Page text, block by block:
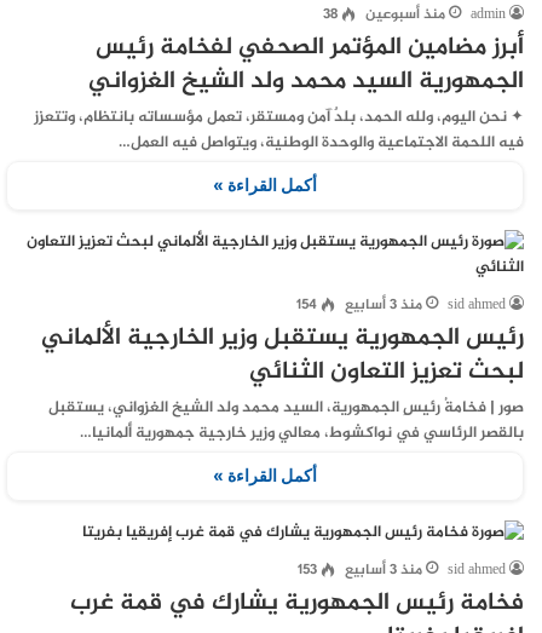
admin منذ أسبوعين 38
أبرز مضامين المؤتمر الصحفي لفخامة رئيس
الجمهورية السيد محمد ولد الشيخ الغزواني
✦ نحن اليوم، ولله الحمد، بلدٌ آمن ومستقر، تعمل مؤسساته بانتظام، وتتعزز
فيه اللحمة الاجتماعية والوحدة الوطنية، ويتواصل فيه العمل…
أكمل القراءة »
sid ahmed منذ 3 أسابيع 154
رئيس الجمهورية يستقبل وزير الخارجية الألماني
لبحث تعزيز التعاون الثنائي
صور | فخامةُ رئيسِ الجمهورية، السيد محمد ولد الشيخ الغزواني، يستقبل
بالقصر الرئاسي في نواكشوط، معالي وزير خارجية جمهورية ألمانيا…
أكمل القراءة »
sid ahmed منذ 3 أسابيع 153
فخامة رئيس الجمهورية يشارك في قمة غرب